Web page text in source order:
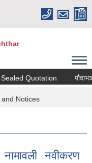
Quotation
Notices
नवीकरण